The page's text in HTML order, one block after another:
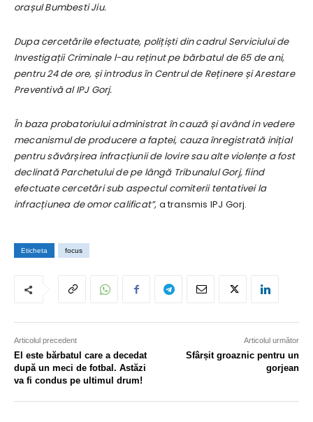
orașul Bumbesti Jiu.
Dupa cercetările efectuate, polițiști din cadrul Serviciului de
Investigații Criminale l-au reținut pe bărbatul de 65 de ani,
pentru 24 de ore, și introdus în Centrul de Reținere și Arestare
Preventivă al IPJ Gorj.
În baza probatoriului administrat în cauză și având in vedere
mecanismul de producere a faptei, cauza înregistrată inițial
pentru săvârșirea infracțiunii de lovire sau alte violențe a fost
declinată Parchetului de pe lângă Tribunalul Gorj, fiind
efectuate cercetări sub aspectul comiterii tentativei la
infracțiunea de omor calificat”, a transmis IPJ Gorj.
Eticheta focus
Articolul precedent
El este bărbatul care a decedat
după un meci de fotbal. Astăzi
va fi condus pe ultimul drum!
Articolul următor
Sfârșit groaznic pentru un
gorjean